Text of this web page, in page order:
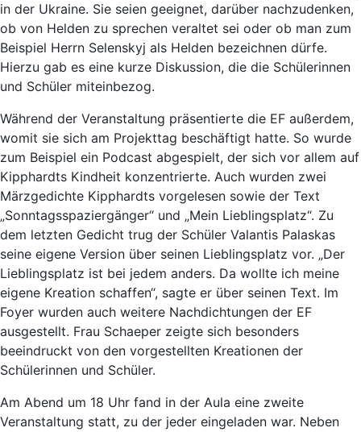
in der Ukraine. Sie seien geeignet, darüber nachzudenken,
ob von Helden zu sprechen veraltet sei oder ob man zum
Beispiel Herrn Selenskyj als Helden bezeichnen dürfe.
Hierzu gab es eine kurze Diskussion, die die Schülerinnen
und Schüler miteinbezog.
Während der Veranstaltung präsentierte die EF außerdem,
womit sie sich am Projekttag beschäftigt hatte. So wurde
zum Beispiel ein Podcast abgespielt, der sich vor allem auf
Kipphardts Kindheit konzentrierte. Auch wurden zwei
Märzgedichte Kipphardts vorgelesen sowie der Text
„Sonntagsspaziergänger“ und „Mein Lieblingsplatz“. Zu
dem letzten Gedicht trug der Schüler Valantis Palaskas
seine eigene Version über seinen Lieblingsplatz vor. „Der
Lieblingsplatz ist bei jedem anders. Da wollte ich meine
eigene Kreation schaffen“, sagte er über seinen Text. Im
Foyer wurden auch weitere Nachdichtungen der EF
ausgestellt. Frau Schaeper zeigte sich besonders
beeindruckt von den vorgestellten Kreationen der
Schülerinnen und Schüler.
Am Abend um 18 Uhr fand in der Aula eine zweite
Veranstaltung statt, zu der jeder eingeladen war. Neben